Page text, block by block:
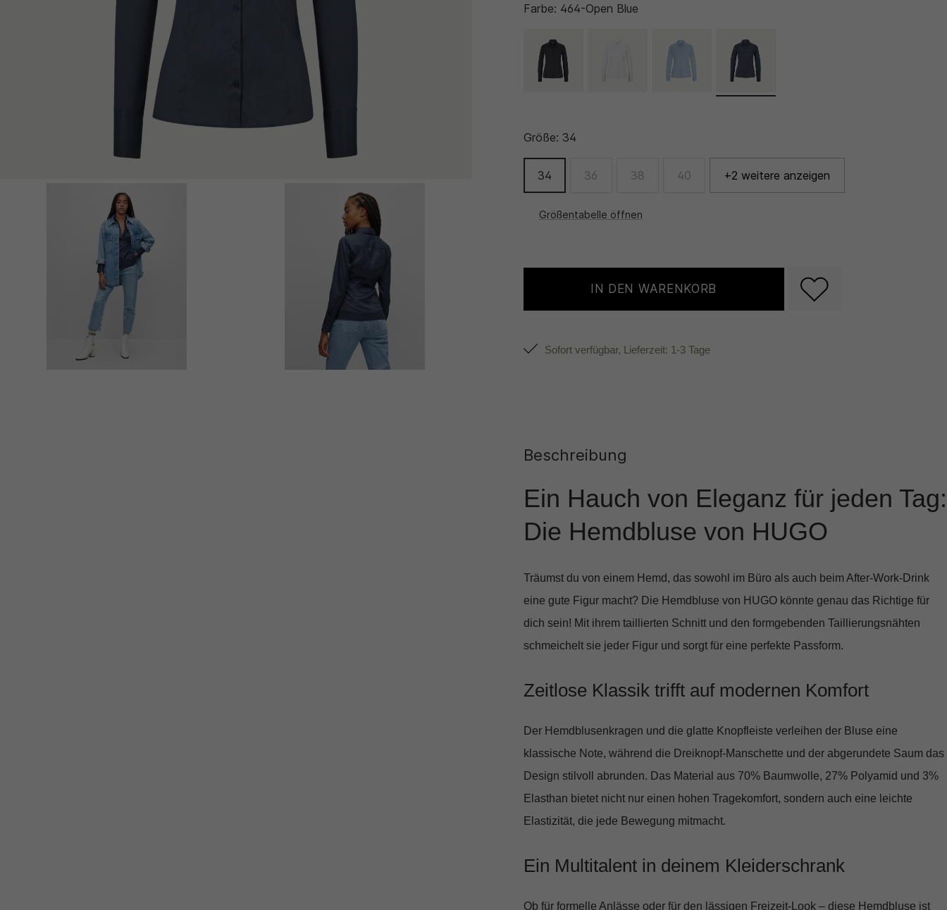
Farbe: 464-Open Blue
Größe: 34
34 36 38 40 +2 weitere anzeigen
Größentabelle öffnen
IN DEN WARENKORB
Sofort verfügbar, Lieferzeit: 1-3 Tage
Beschreibung
Ein Hauch von Eleganz für jeden Tag:
Die Hemdbluse von HUGO
Träumst du von einem Hemd, das sowohl im Büro als auch beim After-Work-Drink
eine gute Figur macht? Die Hemdbluse von HUGOkönnte genau das Richtige für
dich sein! Mit ihrem taillierten Schnittund den formgebenden Taillierungsnähten
schmeichelt sie jeder Figur und sorgt für eine perfekte Passform.
Zeitlose Klassik trifft auf modernen Komfort
Der Hemdblusenkragen und die glatte Knopfleiste verleihen der Bluse eine
klassische Note, während die Dreiknopf-Manschette und der abgerundete Saum das
Design stilvoll abrunden. Das Material aus 70% Baumwolle, 27% Polyamid und 3%
Elasthan bietet nicht nur einen hohen Tragekomfort, sondern auch eine leichte
Elastizität, die jede Bewegung mitmacht.
Ein Multitalent in deinem Kleiderschrank
Ob für formelle Anlässe oder für den lässigen Freizeit-Look – diese Hemdbluse ist